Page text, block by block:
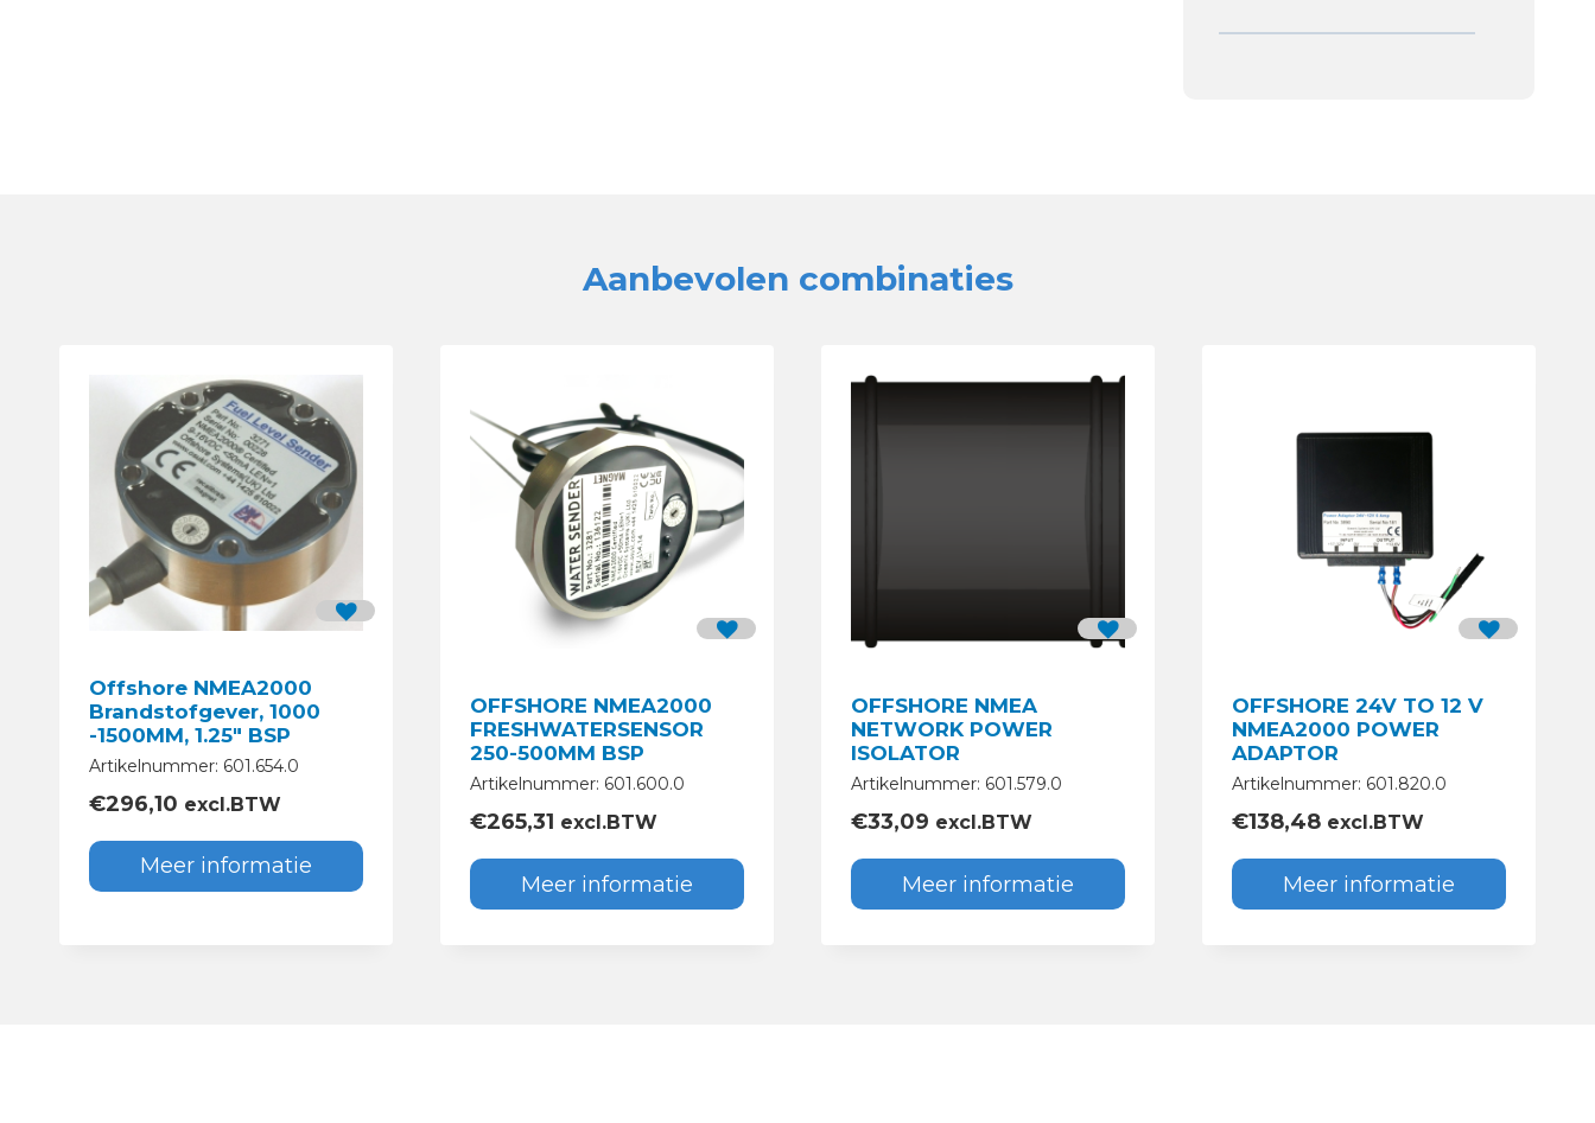
Aanbevolen combinaties
Offshore NMEA2000
Brandstofgever, 1000
-1500MM, 1.25″ BSP
Artikelnummer: 601.654.0
€296,10 excl.BTW
Meer informatie
OFFSHORE NMEA2000
FRESHWATERSENSOR
250-500MM BSP
Artikelnummer: 601.600.0
€265,31 excl.BTW
Meer informatie
OFFSHORE NMEA
NETWORK POWER
ISOLATOR
Artikelnummer: 601.579.0
€33,09 excl.BTW
Meer informatie
OFFSHORE 24V TO 12 V
NMEA2000 POWER
ADAPTOR
Artikelnummer: 601.820.0
€138,48 excl.BTW
Meer informatie